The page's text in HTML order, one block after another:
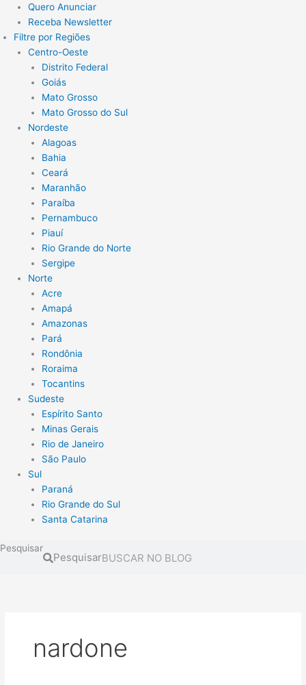
Quero Anunciar
Receba Newsletter
Filtre por Regiões
Centro-Oeste
Distrito Federal
Goiás
Mato Grosso
Mato Grosso do Sul
Nordeste
Alagoas
Bahia
Ceará
Maranhão
Paraíba
Pernambuco
Piauí
Rio Grande do Norte
Sergipe
Norte
Acre
Amapá
Amazonas
Pará
Rondônia
Roraima
Tocantins
Sudeste
Espírito Santo
Minas Gerais
Rio de Janeiro
São Paulo
Sul
Paraná
Rio Grande do Sul
Santa Catarina
Pesquisar
Pesquisar
nardone